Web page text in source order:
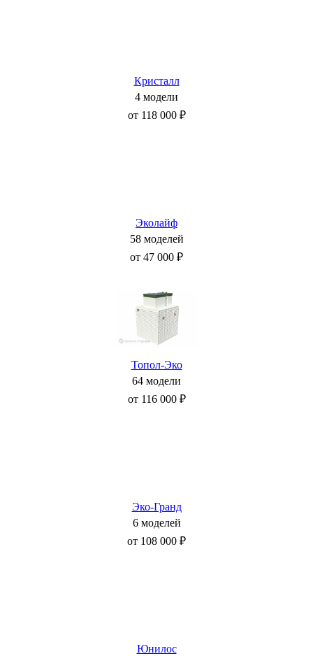
Кристалл
4 модели
от 118 000 ₽
Эколайф
58 моделей
от 47 000 ₽
Топол-Эко
64 модели
от 116 000 ₽
Эко-Гранд
6 моделей
от 108 000 ₽
Юнилос